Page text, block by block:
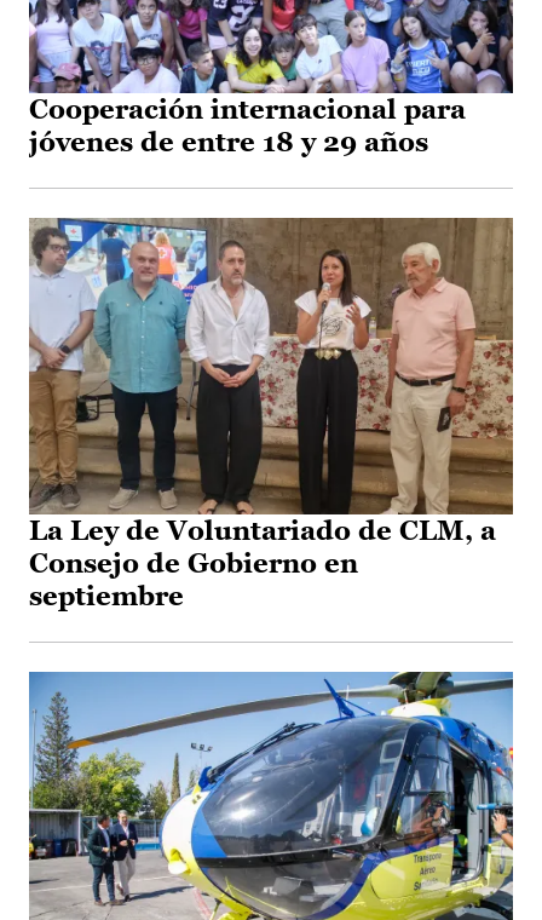
Cooperación internacional para
jóvenes de entre 18 y 29 años
La Ley de Voluntariado de CLM, a
Consejo de Gobierno en
septiembre